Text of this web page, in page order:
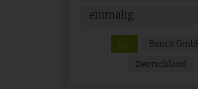
Bauck
Deutschland